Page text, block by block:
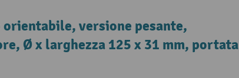
versione pesante,
Ø x larghezza 125 x 31 mm, portata